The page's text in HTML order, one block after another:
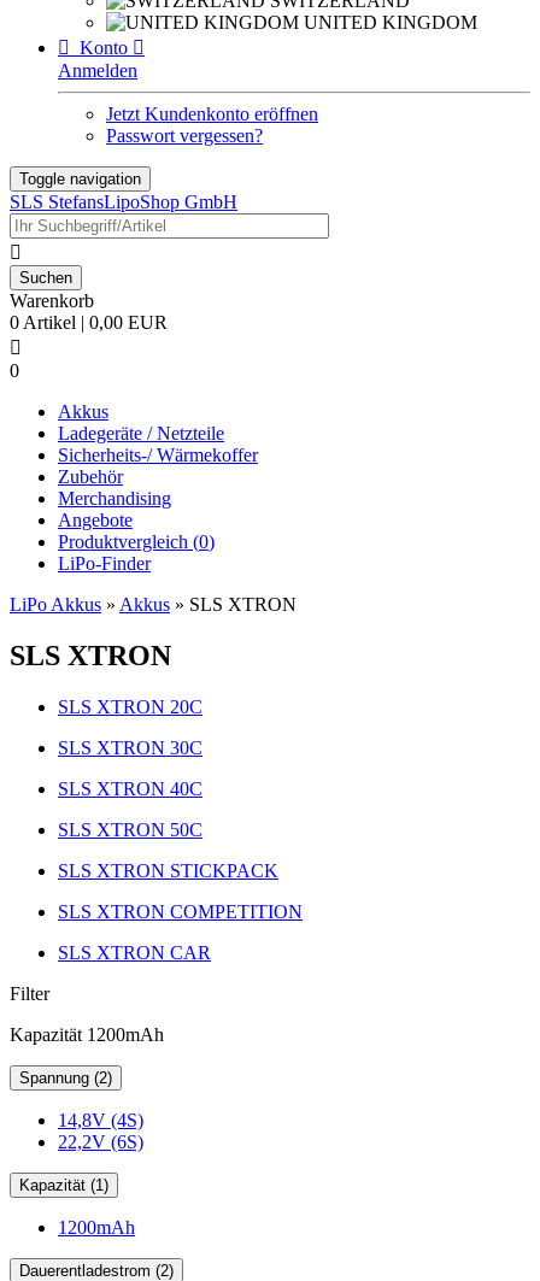
UNITED KINGDOM
 Konto 
Anmelden
Jetzt Kundenkonto eröffnen
Passwort vergessen?
Toggle navigation
SLS StefansLipoShop GmbH

Warenkorb
0 Artikel | 0,00 EUR

0
Akkus
Ladegeräte / Netzteile
Sicherheits-/ Wärmekoffer
Zubehör
Merchandising
Angebote
Produktvergleich (0)
LiPo-Finder
LiPo Akkus » Akkus » SLS XTRON
SLS XTRON
SLS XTRON 20C
SLS XTRON 30C
SLS XTRON 40C
SLS XTRON 50C
SLS XTRON STICKPACK
SLS XTRON COMPETITION
SLS XTRON CAR
Filter
Kapazität 1200mAh
Spannung (2)
14,8V (4S)
22,2V (6S)
Kapazität (1)
1200mAh
Dauerentladestrom (2)